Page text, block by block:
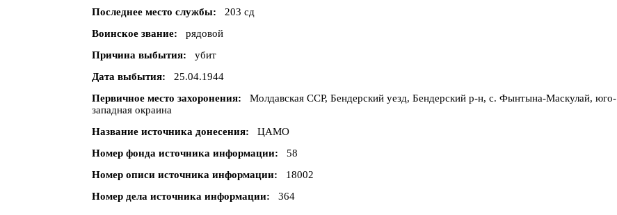
Последнее место службы
203 сд
Воинское звание
рядовой
Причина выбытия
убит
Дата выбытия
25.04.1944
Первичное место захоронения
Молдавская ССР, Бендерский уезд, Бендерский р-н, с. Фынтына-Маскулай, юго-
западная окраина
Название источника донесения
ЦАМО
Номер фонда источника информации
58
Номер описи источника информации
18002
Номер дела источника информации
364